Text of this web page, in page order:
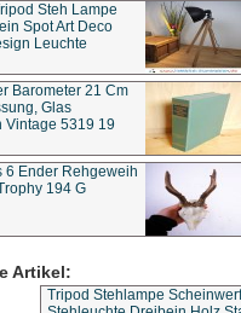
Steh Lampe
Spot Art Deco
Leuchte
Barometer 21 Cm
Glas
Vintage 5319 19
6 Ender Rehgeweih
194 G
Artikel:
Tripod Stehlampe